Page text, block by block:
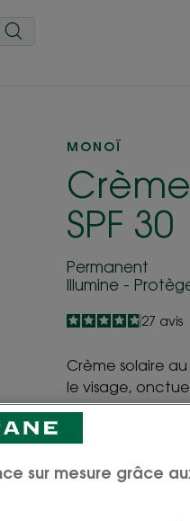
MONOÏ
SPF 30
Permanent
Illumine -
4.8
/
5
27 avis
Crème solaire
le visage,
peau des effets
1% Monoï de
sur mesure grâce